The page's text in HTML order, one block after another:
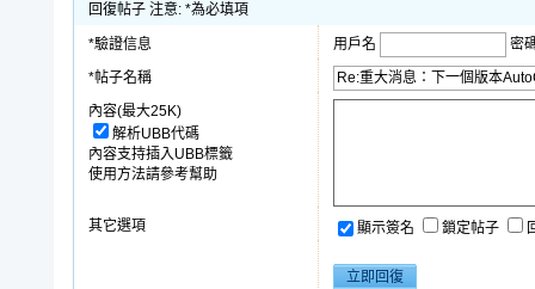
回復帖子 注意: *為必填項
*驗證信息 用戶名
密
*帖子名稱
內容(最大25K)
解析UBB代碼
內容支持插入UBB標籤
使用方法請參考幫助
其它選項 顯示簽名 鎖定帖子